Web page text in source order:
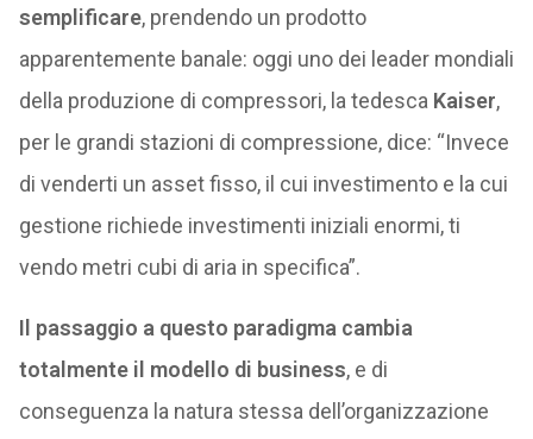
semplificare, prendendo un prodotto
apparentemente banale: oggi uno dei leader mondiali
della produzione di compressori, la tedesca Kaiser,
per le grandi stazioni di compressione, dice: “Invece
di venderti un asset fisso, il cui investimento e la cui
gestione richiede investimenti iniziali enormi, ti
vendo metri cubi di aria in specifica”.
Il passaggio a questo paradigma cambia
totalmente il modello di business, e di
conseguenza la natura stessa dell’organizzazione